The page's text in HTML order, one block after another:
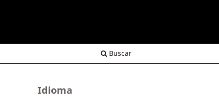
Buscar
Idioma